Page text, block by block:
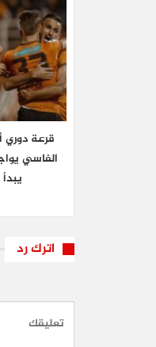
قرعة دوري
الفاسي
اترك رد